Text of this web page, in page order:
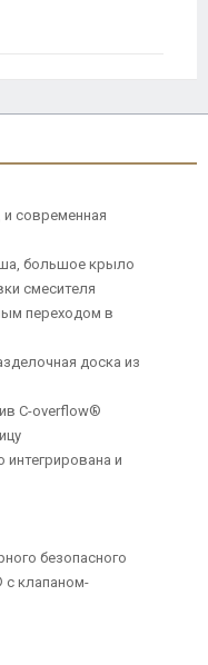
и современная
большое крыло
смесителя
переходом в
доска из
C-overflow®
и
безопасного
с клапаном-